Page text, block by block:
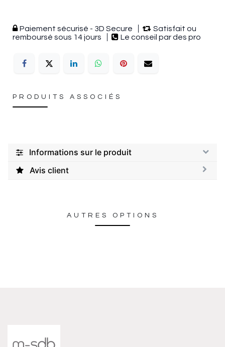
Paiement sécurisé - 3D Secure
Satisfait ou
remboursé sous 14 jours
Le conseil par des pro
PRODUITS ASSOCIÉS
Informations sur le produit
Avis client
AUTRES OPTIONS